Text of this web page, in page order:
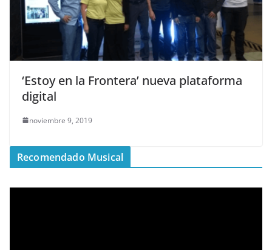
‘Estoy en la Frontera’ nueva plataforma
digital
noviembre 9, 2019
Recomendado Musical